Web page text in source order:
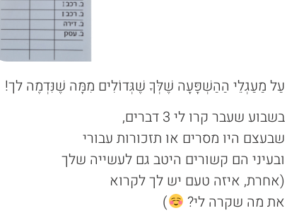
עַל מַעַגְלֵי הַהַשְׁפָּעָה שֶׁלְּךָ שֶׁגְּדוֹלִים מִמָּה שֶׁנִּדְמֶה לך!
בשבוע שעבר קרו לי 3 דברים,
שבעצם היו מסרים או תזכורות עבורי
ובעיני הם קשורים היטב גם לעשייה שלך
(אחרת, איזה טעם יש לך לקרוא
את מה שקרה לי?
)